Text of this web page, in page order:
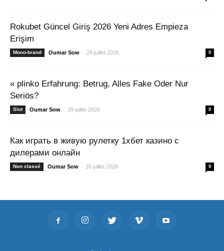
Rokubet Güncel Giriş 2026 Yeni Adres Empieza
Erişim
Mono-brand Oumar Sow - 29 juillet 2026 0
« plinko Erfahrung: Betrug, Alles Fake Oder Nur
Seriös?
Slot Oumar Sow - 29 juillet 2026 0
Как играть в живую рулетку 1хбет казино с
дилерами онлайн
Non classé Oumar Sow - 26 juillet 2026 0